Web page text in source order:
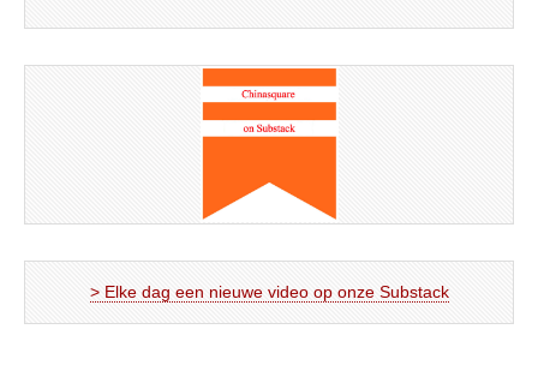
> Elke dag een nieuwe video op onze Substack